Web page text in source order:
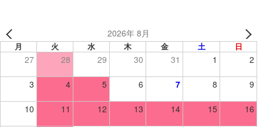
2026年 8月
月 火 水 木 金 土 日
27 28 29 30 31 1 2
3 4 5 6 7 8 9
10 11 12 13 14 15 16